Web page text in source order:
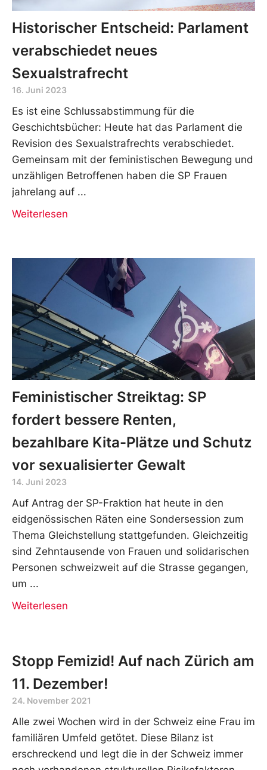
Historischer Entscheid: Parlament
verabschiedet neues
Sexualstrafrecht
16. Juni 2023
Es ist eine Schlussabstimmung für die
Geschichtsbücher: Heute hat das Parlament die
Revision des Sexualstrafrechts verabschiedet.
Gemeinsam mit der feministischen Bewegung und
unzähligen Betroffenen haben die SP Frauen
jahrelang auf
Weiterlesen
Feministischer Streiktag: SP
fordert bessere Renten,
bezahlbare Kita-Plätze und Schutz
vor sexualisierter Gewalt
14. Juni 2023
Auf Antrag der SP-Fraktion hat heute in den
eidgenössischen Räten eine Sondersession zum
Thema Gleichstellung stattgefunden. Gleichzeitig
sind Zehntausende von Frauen und solidarischen
Personen schweizweit auf die Strasse gegangen,
um
Weiterlesen
Stopp Femizid! Auf nach Zürich am
11. Dezember!
24. November 2021
Alle zwei Wochen wird in der Schweiz eine Frau im
familiären Umfeld getötet. Diese Bilanz ist
erschreckend und legt die in der Schweiz immer